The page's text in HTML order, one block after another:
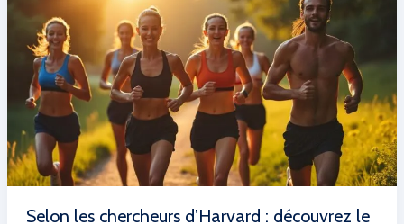
arme
contre
les
lésions
cardiaques
par
l’hypoxie
chez
la
Selon les chercheurs d’Harvard : découvrez le